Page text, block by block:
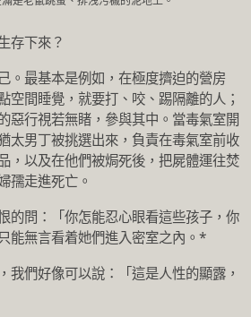
存下來？
。最基本是例如，在極度擠迫的營房
空間睡覺，就要打、咬、踢隔離的人；
惡行視若無睹，參與其中。當毒氣室開
太男丁被挑選出來，負責在毒氣室前收
，以及在他們被焗死後，把屍體運往焚
孺走進死亡。
的問：「你怎能忍心眼看這些孩子，你
能無言看着她們進入密室之內。*
我們好像可以說：「這是人性的顯露，